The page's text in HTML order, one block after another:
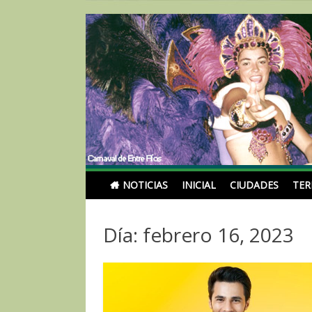
to
content
Noticias
NOTICIAS INICIAL CIUDADES
Día: febrero 16, 2023